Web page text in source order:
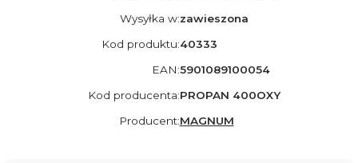
Wysyłka w:zawieszona
Kod produktu:40333
EAN:5901089100054
Kod producenta:PROPAN 400OXY
Producent:MAGNUM